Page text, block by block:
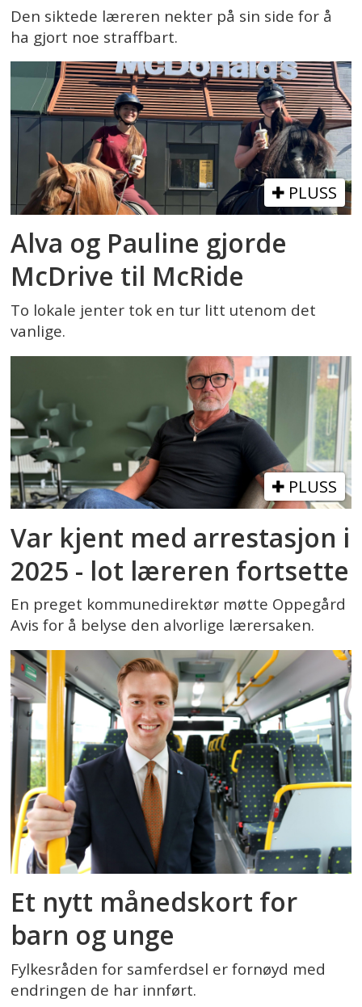
Den siktede læreren nekter på sin side for å
ha gjort noe straffbart.
PLUSS
Alva og Pauline gjorde
McDrive til McRide
To lokale jenter tok en tur litt utenom det
vanlige.
PLUSS
Var kjent med arrestasjon i
2025 - lot læreren fortsette
En preget kommunedirektør møtte Oppegård
Avis for å belyse den alvorlige lærersaken.
Et nytt månedskort for
barn og unge
Fylkesråden for samferdsel er fornøyd med
endringen de har innført.